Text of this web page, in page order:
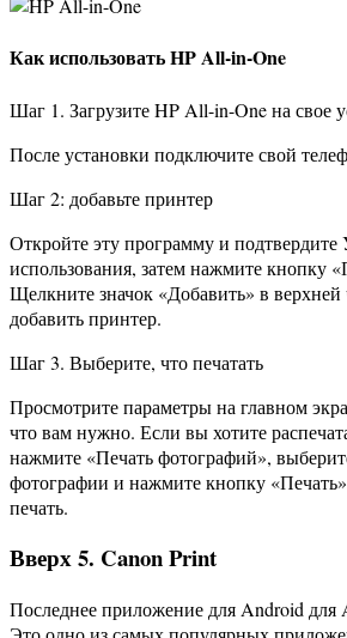
Как использовать HP All-in-One
Шаг 1. Загрузите HP All-in-One на свое
После установки подключите свой
Шаг 2: добавьте принтер
Откройте эту программу и подтвердите
использования, затем нажмите кнопку
Щелкните значок «Добавить» в верхней
добавить принтер.
Шаг 3. Выберите, что печатать
Просмотрите параметры на главном
что вам нужно. Если вы хотите
нажмите «Печать фотографий»,
фотографии и нажмите кнопку
печать.
Вверх 5. Canon Print
Последнее приложение для Android для